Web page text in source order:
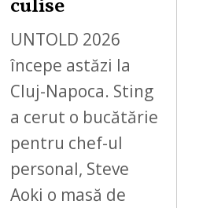
culise
UNTOLD 2026
începe astăzi la
Cluj-Napoca. Sting
a cerut o bucătărie
pentru chef-ul
personal, Steve
Aoki o masă de